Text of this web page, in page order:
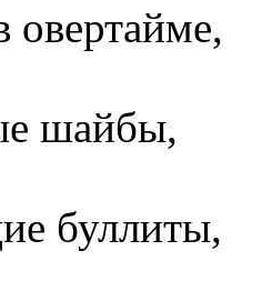
шайбы,
буллиты,